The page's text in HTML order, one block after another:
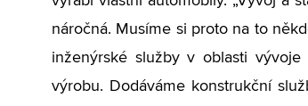
náročná. Musíme si proto na to
inženýrské služby v oblasti
výrobu. Dodáváme konstrukční